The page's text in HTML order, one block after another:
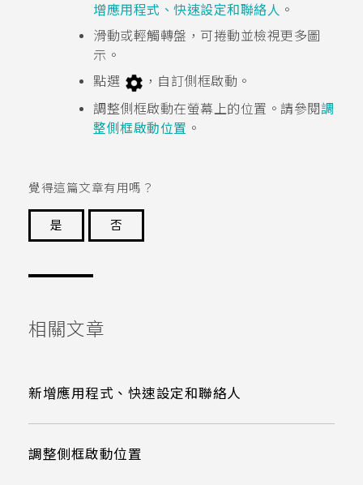
增應用程式、快速設定和聯絡人 。
滑動或輕觸轉盤，可捲動並檢視更多圖
示。
點選
，自訂側框啟動 。
調整側框啟動在螢幕上的位置。請參閱調
整側框啟動位置 。
覺得這篇文章有用嗎？
是
否
相關文章
新增應用程式、快速設定和聯絡人
調整側框啟動位置